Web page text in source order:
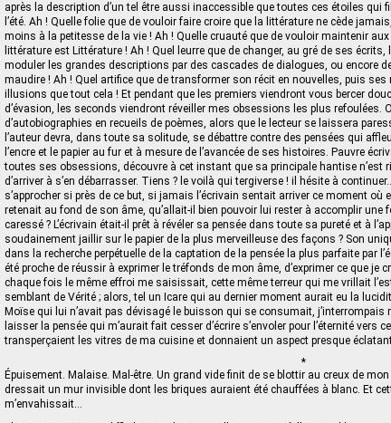
après la description d’un tel être aussi inaccessible que toutes ces étoiles qui
l’été. Ah ! Quelle folie que de vouloir faire croire que la littérature ne cède
moins à la petitesse de la vie ! Ah ! Quelle cruauté que de vouloir maintenir
littérature est Littérature ! Ah ! Quel leurre que de changer, au gré de ses écrits,
moduler les grandes descriptions par des cascades de dialogues, ou encore
maudire ! Ah ! Quel artifice que de transformer son récit en nouvelles, puis
illusions que tout cela ! Et pendant que les premiers viendront vous bercer
d’évasion, les seconds viendront réveiller mes obsessions les plus refoulées.
d’autobiographies en recueils de poèmes, alors que le lecteur se laissera
l’auteur devra, dans toute sa solitude, se débattre contre des pensées qui
l’encre et le papier au fur et à mesure de l’avancée de ses histoires. Pauvre
toutes ses obsessions, découvre à cet instant que sa principale hantise n’est
d’arriver à s’en débarrasser. Tiens ? le voilà qui tergiverse ! il hésite à
s’approcher si près de ce but, si jamais l’écrivain sentait arriver ce moment où
retenait au fond de son âme, qu’allait-il bien pouvoir lui rester à accomplir
caressé ? L’écrivain était-il prêt à révéler sa pensée dans toute sa pureté et à
soudainement jaillir sur le papier de la plus merveilleuse des façons ? Son
dans la recherche perpétuelle de la captation de la pensée la plus parfaite par
été proche de réussir à exprimer le tréfonds de mon âme, d’exprimer ce que je
chaque fois le même effroi me saisissait, cette même terreur qui me vrillait
semblant de Vérité ; alors, tel un Icare qui au dernier moment aurait eu la
Moïse qui lui n’avait pas dévisagé le buisson qui se consumait,
laisser la pensée qui m’aurait fait cesser d’écrire s’envoler pour l’éternité vers
transperçaient les vitres de ma cuisine et donnaient un aspect presque
*
Épuisement. Malaise. Mal-être. Un grand vide finit de se blottir au creux de
dressait un mur invisible dont les briques auraient été chauffées à blanc. Et
m’envahissait…